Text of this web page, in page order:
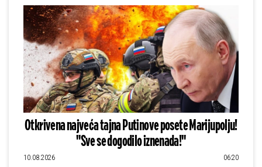
Otkrivena najveća tajna Putinove posete Marijupolju!
"Sve se dogodilo iznenada!"
10.08.2026 06:20